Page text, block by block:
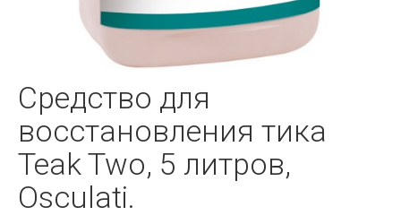
Cредство для
восстановления тика
Teak Two, 5 литров,
Osculati.